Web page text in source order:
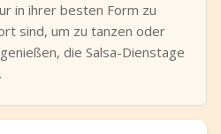
in ihrer besten Form zu
sind, um zu tanzen oder
die Salsa-Dienstage